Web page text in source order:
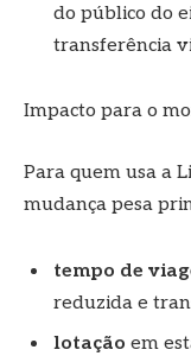
do público do
transferência
Impacto para o
Para quem usa a
mudança pesa
tempo de
reduzida e
lotação em